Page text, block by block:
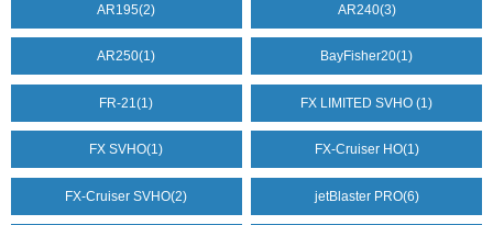
AR195(2) AR240(3)
AR250(1) BayFisher20(1)
FR-21(1) FX LIMITED SVHO(1)
FX SVHO(1) FX-Cruiser HO(1)
FX-Cruiser SVHO(2) jetBlaster PRO(6)